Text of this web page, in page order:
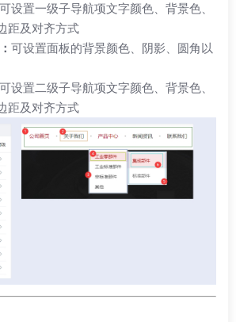
可设置一级子导航项文字颜色、背景色、
距及对齐方式
可设置面板的背景颜色、阴影、圆角以
可设置二级子导航项文字颜色、背景色、
距及对齐方式